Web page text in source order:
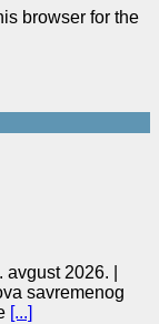
browser for the
2026. |
savremenog
[...]